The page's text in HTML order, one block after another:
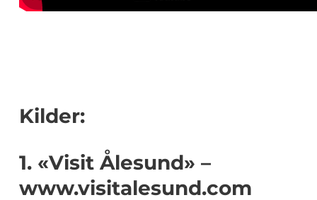
Kilder:
1. «Visit Ålesund» –
www.visitalesund.com